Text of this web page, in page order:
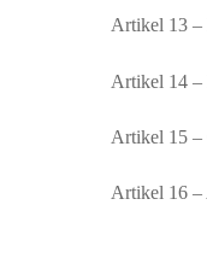
Artikel 13 –
Artikel 14 –
Artikel 15 –
Artikel 16 –